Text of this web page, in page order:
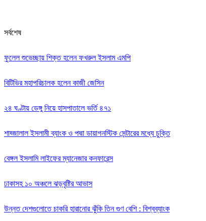
সর্বশেষ
ফুলেল শুভেচ্ছায় শিক্ত হলেন ফখরুল ইসলাম এমপি
বিটিভির মহাপরিচালক হলেন কাজী জেসিন
২৪ ঘণ্টায় ডেঙ্গু নিয়ে হাসপাতালে ভর্তি ৪৭১
শাহ্জালাল ইসলামী ব্যাংক ও পদ্মা ডায়াগনস্টিক সেন্টারের মধ্যে চুক্তি
বেঙ্গল ইসলামি লাইফের ম্যানেজার কনফারেন্স
ঢাকাসহ ১০ অঞ্চলে ঝড়বৃষ্টির আভাস
উন্নত দেশগুলোতে চাকরি হারানোর ঝুঁকি তিন গুণ বেশি : বিশ্বব্যাংক